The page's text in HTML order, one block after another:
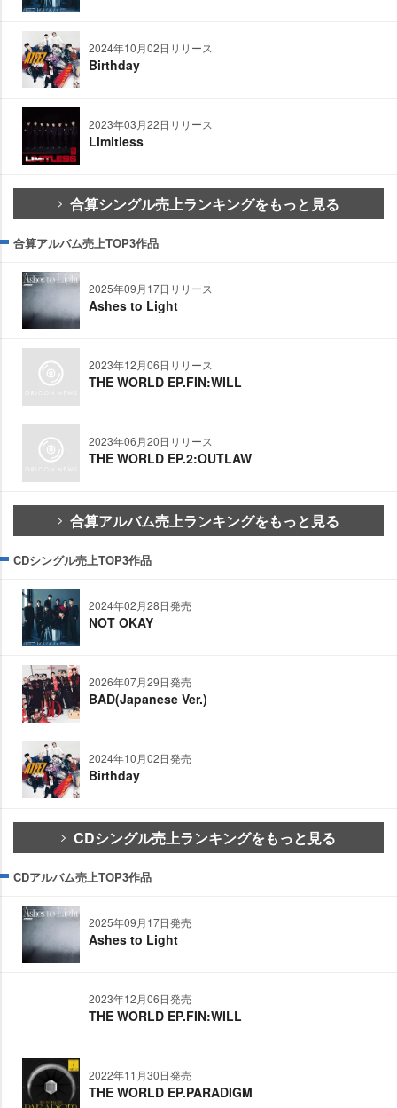
2024年10月02日リリース
Birthday
2023年03月22日リリース
Limitless
合算シングル売上ランキングをもっと見る
合算アルバム売上TOP3作品
2025年09月17日リリース
Ashes to Light
2023年12月06日リリース
THE WORLD EP.FIN:WILL
2023年06月20日リリース
THE WORLD EP.2:OUTLAW
合算アルバム売上ランキングをもっと見る
CDシングル売上TOP3作品
2024年02月28日発売
NOT OKAY
2026年07月29日発売
BAD(Japanese Ver.)
2024年10月02日発売
Birthday
CDシングル売上ランキングをもっと見る
CDアルバム売上TOP3作品
2025年09月17日発売
Ashes to Light
2023年12月06日発売
THE WORLD EP.FIN:WILL
2022年11月30日発売
THE WORLD EP.PARADIGM